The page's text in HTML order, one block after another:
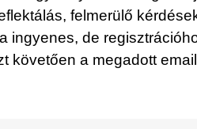
felmerülő
ingyenes, de
követően a megadott